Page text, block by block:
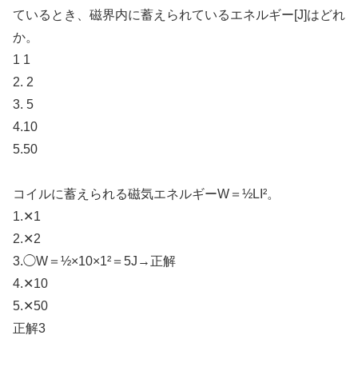
ているとき、磁界内に蓄えられているエネルギー[J]はどれ
か。
1 1
2. 2
3. 5
4.10
5.50
コイルに蓄えられる磁気エネルギーW＝½LI²。
1.✕1
2.✕2
3.◯W＝½×10×1²＝5J→正解
4.✕10
5.✕50
正解3